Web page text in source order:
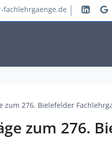
fachlehrgaenge.de
zum 276. Bielefelder
zum 276.